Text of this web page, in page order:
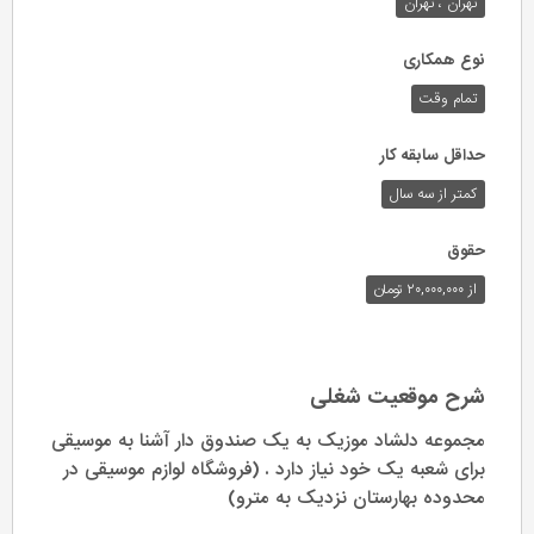
نوع همکاری
تمام وقت
حداقل سابقه کار
کمتر از سه سال
حقوق
از ۲۰,۰۰۰,۰۰۰ تومان
شرح موقعیت شغلی
مجموعه دلشاد موزیک به یک صندوق دار آشنا به موسیقی
برای شعبه یک خود نیاز دارد . (فروشگاه لوازم موسیقی در
محدوده بهارستان نزدیک به مترو)